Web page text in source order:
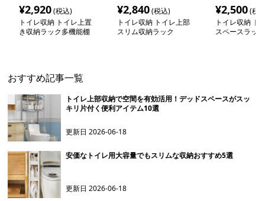
¥2,920(税込)
トイレ収納 トイレ上置
き収納ラック多機能棚
¥2,840(税込)
トイレ収納 トイレ上部
スリム収納ラック
¥2,500(税
トイレ収納 ト
スペースラック
おすすめ記事一覧
トイレ上部収納で空間を有効活用！デッドスペースがスッ
キリ片付く便利アイテム10選
更新日2026-06-18
安価なトイレ用大容量でもスリムな収納おすすめ5選
更新日2026-06-18